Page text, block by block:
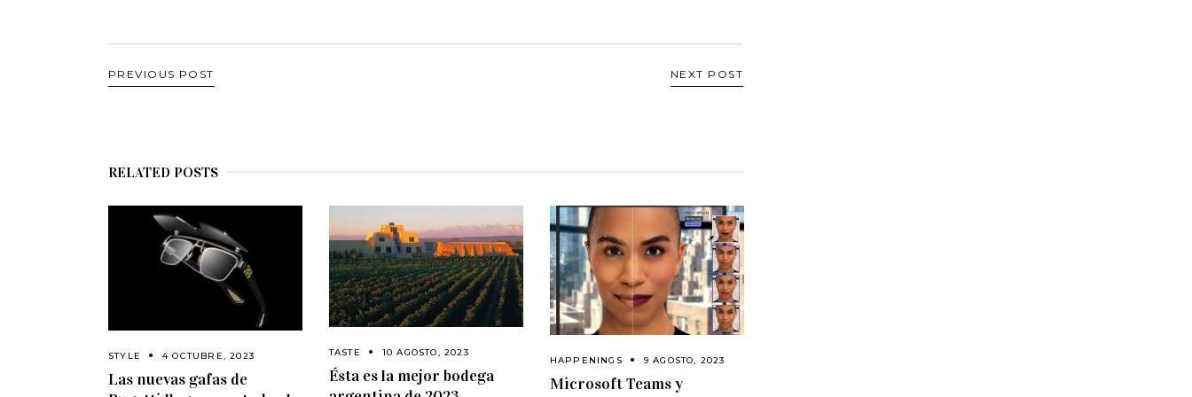
PREVIOUS POST NEXT POST
RELATED POSTS
STYLE 4 OCTUBRE, 2023
Las nuevas gafas de
TASTE 10 AGOSTO, 2023
Ésta es la mejor bodega
HAPPENINGS 9 AGOSTO, 2023
Microsoft Teams y